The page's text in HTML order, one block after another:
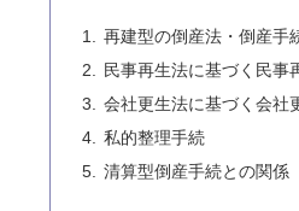
再建型の倒産法・倒産手
民事再生法に基づく民事
会社更生法に基づく会社
私的整理手続
清算型倒産手続との関係